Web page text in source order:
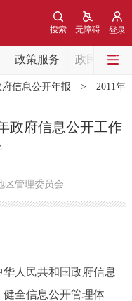
登录
无障碍
搜索
政策服务 政民互动
中央部委动态
部门动态
回应关切
府信息公开年报 > 2011年
政府信息公开工作
区管理委员会
人民共和国政府信息
全信息公开管理体